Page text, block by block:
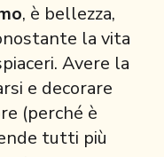
, è bellezza,
la vita
Avere la
e decorare
(perché è
tutti più